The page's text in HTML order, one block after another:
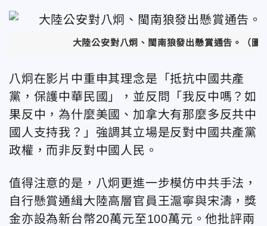
大陸公安對八炯、閩南狼發出懸賞通告。（圖
八炯在影片中重申其理念是「抵抗中國共產
黨，保護中華民國」，並反問「我反中嗎？如
果反中，為什麼美國、加拿大有那麼多反共中
國人支持我？」強調其立場是反對中國共產黨
政權，而非反對中國人民。
值得注意的是，八炯更進一步模仿中共手法，
自行懸賞通緝大陸高層官員王滬寧與宋濤，獎
金亦設為新台幣20萬元至100萬元。他批評兩